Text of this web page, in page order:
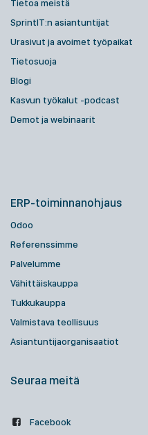
Tietoa meistä
SprintIT:n asiantuntijat
Urasivut ja avoimet työpaikat
Tietosuoja
Blogi
Kasvun työkalut -podcast
Demot ja webinaarit
ERP-toiminnanohjaus
Odoo
Referenssimme
Palvelumme
Vähittäiskauppa
Tukkukauppa
Valmistava teollisuus
Asiantuntijaorganisaatiot
Seuraa meitä
Facebook